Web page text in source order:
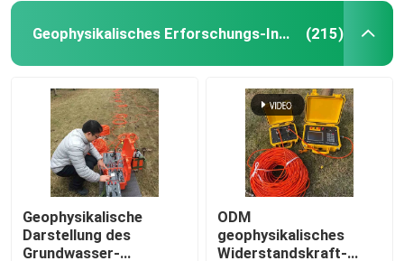
Geophysikalisches Erforschungs-Instrument (215)
Geophysikalische
Darstellung des
Grundwasser-
ODM
geophysikalisches
Widerstandskraft-